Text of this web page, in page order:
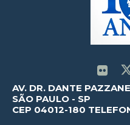
AV. DR. DANTE
SÃO PAULO - SP
CEP 04012-180